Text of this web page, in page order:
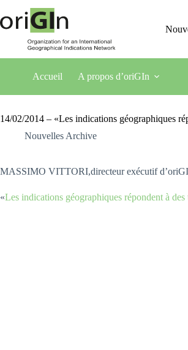
Accueil A propos d’oriGIn
14/02/2014 – «Les indications géographiques
Nouvelles Archive
MASSIMO VITTORI,directeur exécutif
«Les indications géographiques répondent à des